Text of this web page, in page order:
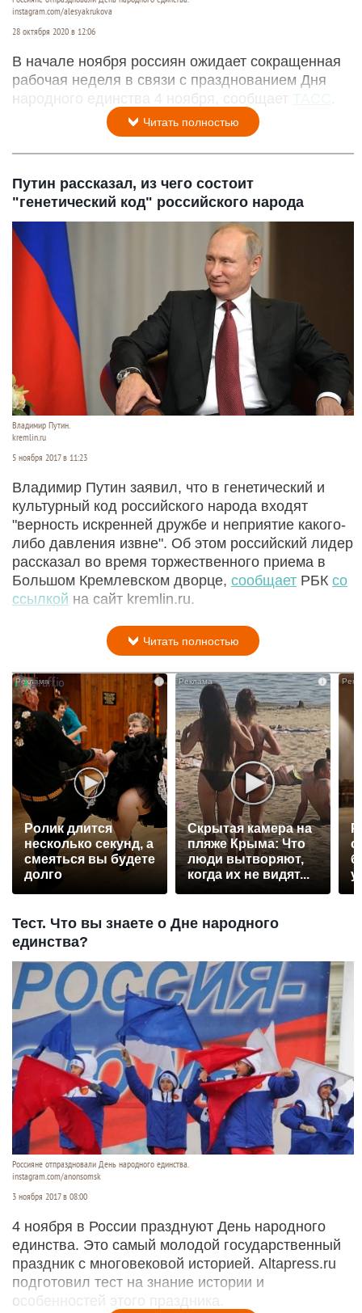
instagram.com/alesyakrukova
28 октября 2020 в 12:06
В начале ноября россиян ожидает сокращенная
рабочая неделя в связи с празднованием Дня
народного единства 4 ноября, сообщает ТАСС
Читать полностью
Путин рассказал, из чего состоит
"генетический код" российского народа
Владимир Путин.
kremlin.ru
5 ноября 2017 в 11:23
Владимир Путин заявил, что в генетический и
культурный код российского народа входят
"верность искренней дружбе и неприятие какого-
либо давления извне". Об этом российский лидер
рассказал во время торжественного приема в
Большом Кремлевском дворце, сообщает РБК со
ссылкой на сайт kremlin.ru.
Читать полностью
Ролик длится
несколько секунд, а
смеяться вы будете
долго
i
Скрытая камера на
пляже Крыма: Что
люди вытворяют,
когда их не видят...
Тест. Что вы знаете о Дне народного
единства?
Россияне отпраздновали День народного единства.
instagram.com/anonsomsk
3 ноября 2017 в 08:00
4 ноября в России празднуют День народного
единства. Это самый молодой государственный
праздник с многовековой историей. Altapress.ru
подготовил тест на знание истории и
особенностей этого праздника.